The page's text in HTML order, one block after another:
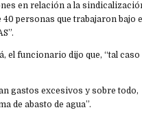
en relación a la
40 personas que trabajaron
el funcionario dijo que, “tal
gastos excesivos y sobre
de abasto de agua”.